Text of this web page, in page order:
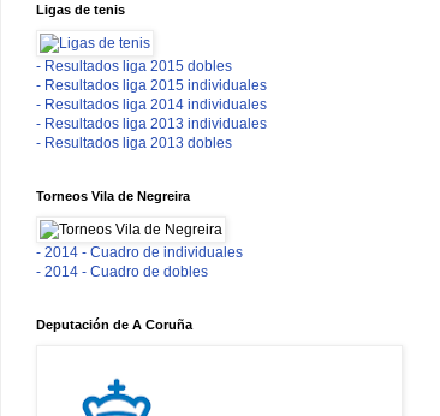
Ligas de tenis
- Resultados liga 2015 dobles
- Resultados liga 2015 individuales
- Resultados liga 2014 individuales
- Resultados liga 2013 individuales
- Resultados liga 2013 dobles
Torneos Vila de Negreira
- 2014 - Cuadro de individuales
- 2014 - Cuadro de dobles
Deputación de A Coruña